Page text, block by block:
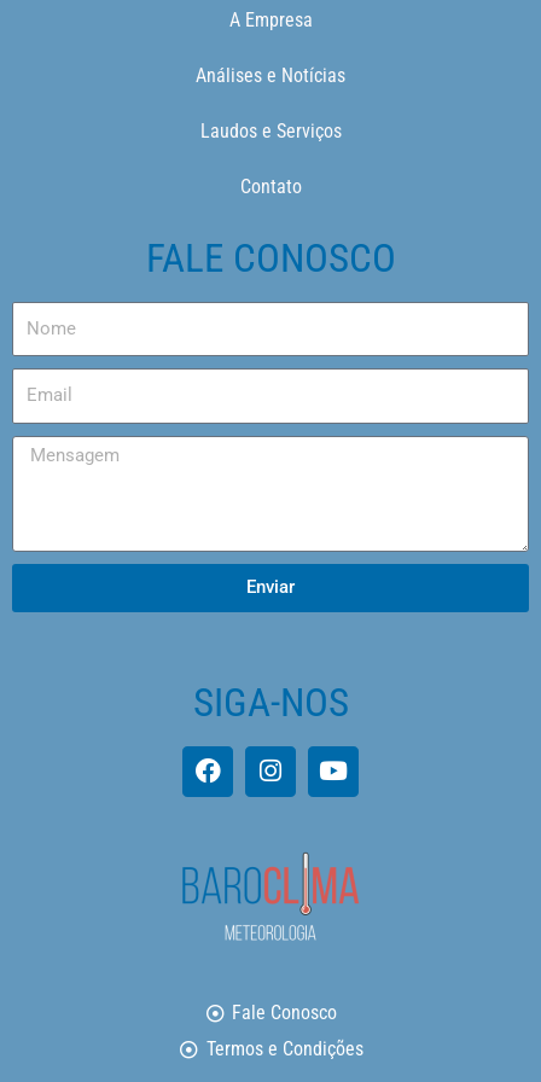
A Empresa
Análises e Notícias
Laudos e Serviços
Contato
FALE CONOSCO
Enviar
SIGA-NOS
Fale Conosco
Termos e Condições